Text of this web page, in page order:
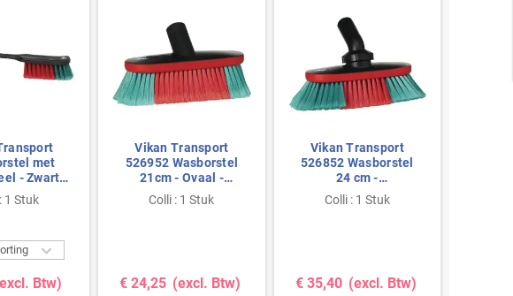
met
- Zwart -
-
1 Stuk

Btw)
Vikan Transport
526952 Wasborstel
21cm - Ovaal -
Watertoevoer -
Rubber stootrand
Colli : 1 Stuk
€ 24,25 (excl. Btw)
Vikan Transport
526852 Wasborstel
24 cm -
Hoekverstelbaar -
Watertoevoer
Colli : 1 Stuk
€ 35,40 (excl. Btw)